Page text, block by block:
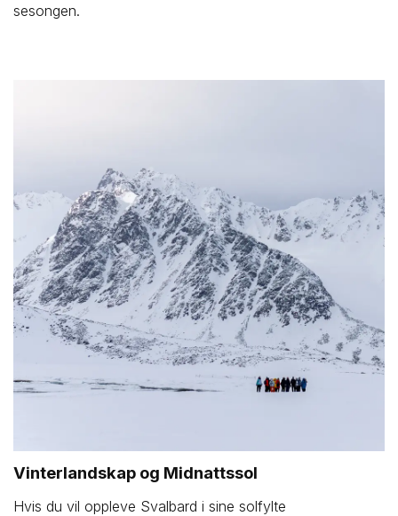
sesongen.
Vinterlandskap og Midnattssol
Hvis du vil oppleve Svalbard i sine solfylte